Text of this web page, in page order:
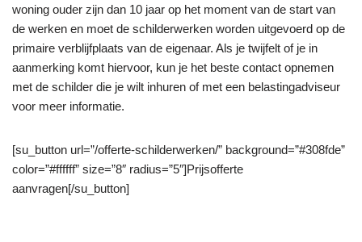
woning ouder zijn dan 10 jaar op het moment van de start van
de werken en moet de schilderwerken worden uitgevoerd op de
primaire verblijfplaats van de eigenaar. Als je twijfelt of je in
aanmerking komt hiervoor, kun je het beste contact opnemen
met de schilder die je wilt inhuren of met een belastingadviseur
voor meer informatie.
[su_button url=”/offerte-schilderwerken/” background=”#308fde”
color=”#ffffff” size=”8″ radius=”5″]Prijsofferte
aanvragen[/su_button]